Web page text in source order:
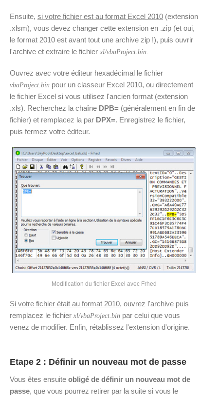
Ensuite, si votre fichier est au format Excel 2010 (extension
.xlsm), vous devez changer cette extension en .zip (et oui,
le format 2010 est avant tout une archive zip !), puis ouvrir
l'archive et extraire le fichier xl/vbaProject.bin.
Ouvrez avec votre éditeur hexadécimal le fichier
vbaProject.bin pour un classeur Excel 2010, ou directement
le fichier Excel si vous utilisez l'ancien format (extension
.xls). Recherchez la chaîne DPB= (généralement en fin de
fichier) et remplacez la par DPX=. Enregistrez le fichier,
puis fermez votre éditeur.
Modification du fichier Excel avec Frhed
Si votre fichier était au format 2010, ouvrez l'archive puis
remplacez le fichier xl/vbaProject.bin par celui que vous
venez de modifier. Enfin, rétablissez l'extension d'origine.
Etape 2 : Définir un nouveau mot de passe
Vous êtes ensuite obligé de définir un nouveau mot de
passe, que vous pourrez retirer par la suite si vous le